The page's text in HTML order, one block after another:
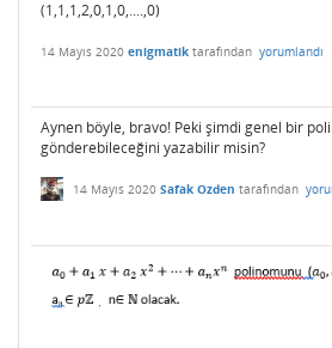
(1,1,1,2,0,1,0,....,0)
14 Mayıs 2020 enigmatik tarafından yorumlandı
Aynen böyle, bravo! Peki şimdi genel bir
gönderebileceğini yazabilir misin?
14 Mayıs 2020 Safak Ozden tarafından